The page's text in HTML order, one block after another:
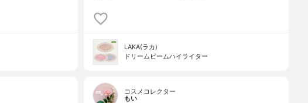
LAKA(ラカ)
ドリームビームハイライター
コスメコレクター
もい